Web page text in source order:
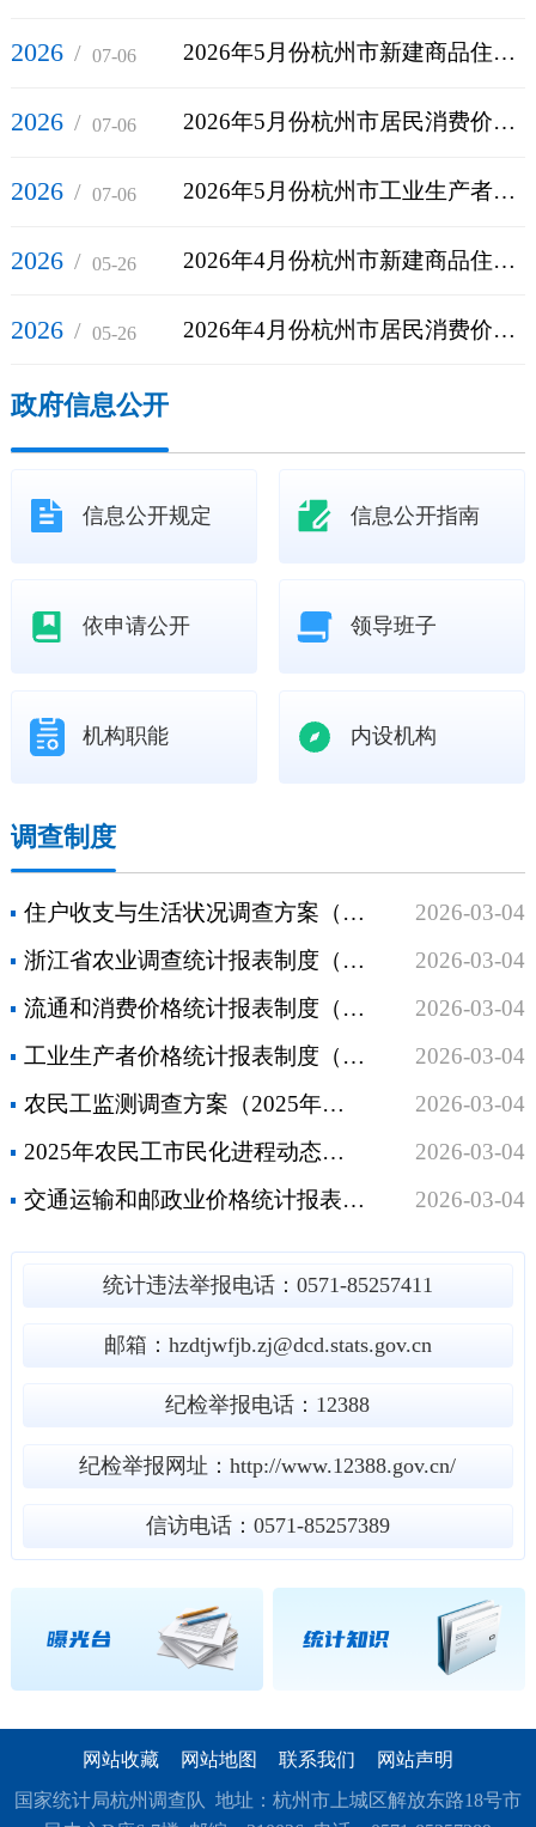
2026 / 07-06 2026年5月份杭州市新建商品住宅销售价格环比上涨0.5%
2026 / 07-06 2026年5月份杭州市居民消费价格同比上涨1.8%
2026 / 07-06 2026年5月份杭州市工业生产者出厂价格同比上涨1.4%
2026 / 05-26 2026年4月份杭州市新建商品住宅销售价格环比上涨0.4%
2026 / 05-26 2026年4月份杭州市居民消费价格同比上涨1.8%
政府信息公开
信息公开规定 信息公开指南
依申请公开 领导班子
机构职能 内设机构
调查制度
住户收支与生活状况调查方案（2025年统计年报和2026年定期报表）
2026-03-04
浙江省农业调查统计报表制度（2025年统计年报和2026年定期统计报表）
2026-03-04
流通和消费价格统计报表制度（2025年统计年报和2026年定期统计报表）
2026-03-04
工业生产者价格统计报表制度（2026年定期统计报表）
2026-03-04
农民工监测调查方案（2025年统计年报和2026年定期统计报表）
2026-03-04
2025年农民工市民化进程动态监测调查方案
2026-03-04
交通运输和邮政业价格统计报表制度（2025年统计年报和2026年定期统计报表）
2026-03-04
统计违法举报电话：0571-85257411
邮箱：hzdtjwfjb.zj@dcd.stats.gov.cn
纪检举报电话：12388
纪检举报网址：http://www.12388.gov.cn/
信访电话：0571-85257389
网站收藏 网站地图 联系我们 网站声明
国家统计局杭州调查队 地址：杭州市上城区解放东路18号市